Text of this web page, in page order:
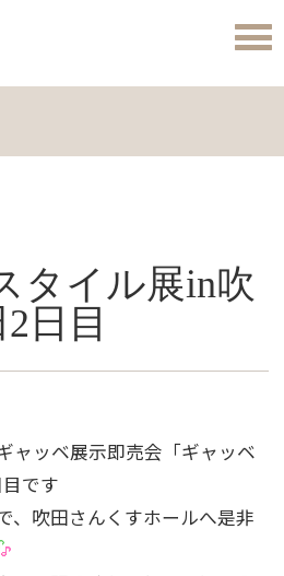
タイル展in吹
2日目
ャッベ展示即売会「ギャッベ
です
、吹田さんくすホールへ是非